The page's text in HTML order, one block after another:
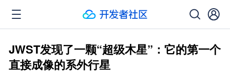
JWST发现了一颗“超级木星”：它的第一个
直接成像的系外行星